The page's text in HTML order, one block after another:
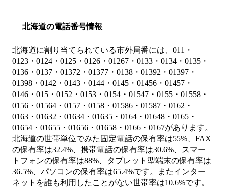
北海道の電話番号情報
北海道に割り当てられている市外局番には、011・
0123・0124・0125・0126・01267・0133・0134・0135・
0136・0137・01372・01377・0138・01392・01397・
01398・0142・0143・0144・0145・01456・01457・
0146・015・0152・0153・0154・01547・0155・01558・
0156・01564・0157・0158・01586・01587・0162・
0163・01632・01634・01635・0164・01648・0165・
01654・01655・01656・01658・0166・0167があります。
北海道の世帯単位でみた固定電話の保有率は55%、FAX
の保有率は32.4%、携帯電話の保有率は30.6%、スマー
トフォンの保有率は88%、タブレット型端末の保有率は
36.5%、パソコンの保有率は65.4%です。またインター
ネットを誰も利用したことがない世帯率は10.6%です。